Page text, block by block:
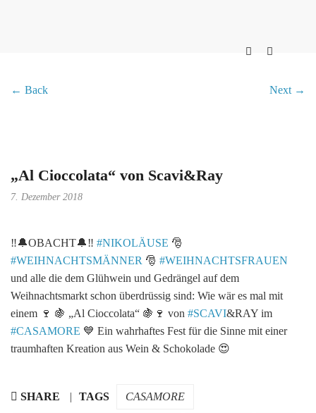
← Back Next →
„Al Cioccolata“ von Scavi&Ray
7. Dezember 2018
‼️🔔OBACHT🔔‼️ #NIKOLÄUSE 🎅
#WEIHNACHTSMÄNNER 🎅 #WEIHNACHTSFRAUEN
und alle die dem Glühwein und Gedrängel auf dem
Weihnachtsmarkt schon überdrüssig sind: Wie wär es mal mit
einem 🍷 🍇 „Al Cioccolata“ 🍇 🍷 von #SCAVI&RAY im
#CASAMORE 💙 Ein wahrhaftes Fest für die Sinne mit einer
traumhaften Kreation aus Wein & Schokolade 😍
SHARE TAGS CASAMORE